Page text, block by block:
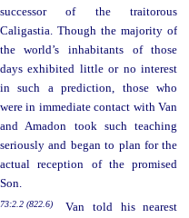
successor of the traitorous
Caligastia. Though the majority of
the world’s inhabitants of those
days exhibited little or no interest
in such a prediction, those who
were in immediate contact with Van
and Amadon took such teaching
seriously and began to plan for the
actual reception of the promised
Son.
73:2.2 (822.6)
Van told his nearest